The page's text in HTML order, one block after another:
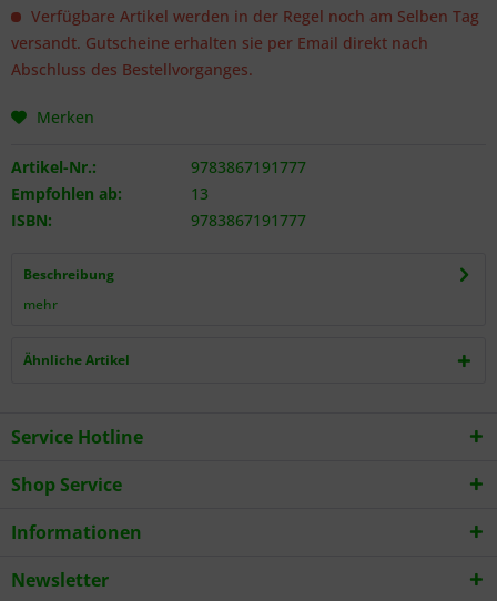
Verfügbare Artikel werden in der Regel noch am Selben Tag
versandt. Gutscheine erhalten sie per Email direkt nach
Abschluss des Bestellvorganges.
Merken
Artikel-Nr.:
9783867191777
Empfohlen ab:
13
ISBN:
9783867191777
Beschreibung
mehr
Ähnliche Artikel
Service Hotline
Shop Service
Informationen
Newsletter